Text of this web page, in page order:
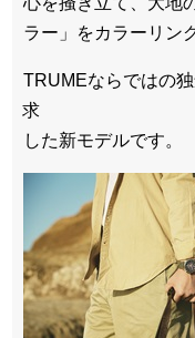
ラー」をカラーリン
TRUMEならではの
求
した新モデルです。